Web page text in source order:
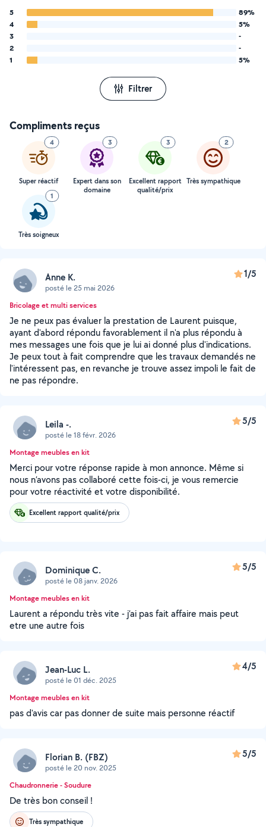
5
89%
4
5%
3
-
2
-
1
5%
Filtrer
Compliments reçus
4
Super réactif
3
Expert dans son
domaine
3
Excellent rapport
qualité/prix
2
Très sympathique
1
Très soigneux
Anne K.
posté le 25 mai 2026
1/5
Bricolage et multi services
Je ne peux pas évaluer la prestation de Laurent puisque,
ayant d'abord répondu favorablement il n'a plus répondu à
mes messages une fois que je lui ai donné plus d'indications.
Je peux tout à fait comprendre que les travaux demandés ne
l'intéressent pas, en revanche je trouve assez impoli le fait de
ne pas répondre.
Leila -.
posté le 18 févr. 2026
5/5
Montage meubles en kit
Merci pour votre réponse rapide à mon annonce. Même si
nous n’avons pas collaboré cette fois-ci, je vous remercie
pour votre réactivité et votre disponibilité.
Excellent rapport qualité/prix
Dominique C.
posté le 08 janv. 2026
5/5
Montage meubles en kit
Laurent a répondu très vite - j’ai pas fait affaire mais peut
etre une autre fois
Jean-Luc L.
posté le 01 déc. 2025
4/5
Montage meubles en kit
pas d'avis car pas donner de suite mais personne réactif
Florian B. (FBZ)
posté le 20 nov. 2025
5/5
Chaudronnerie - Soudure
De très bon conseil !
Très sympathique